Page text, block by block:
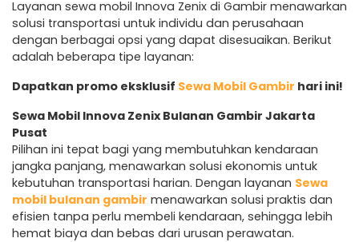
Layanan sewa mobil Innova Zenix di Gambir menawarkan
solusi transportasi untuk individu dan perusahaan
dengan berbagai opsi yang dapat disesuaikan. Berikut
adalah beberapa tipe layanan:
Dapatkan promo eksklusif Sewa Mobil Gambir hari ini!
Sewa Mobil Innova Zenix Bulanan Gambir Jakarta
Pusat
Pilihan ini tepat bagi yang membutuhkan kendaraan
jangka panjang, menawarkan solusi ekonomis untuk
kebutuhan transportasi harian. Dengan layanan Sewa
mobil bulanan gambir menawarkan solusi praktis dan
efisien tanpa perlu membeli kendaraan, sehingga lebih
hemat biaya dan bebas dari urusan perawatan.